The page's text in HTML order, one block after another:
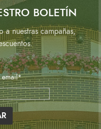
BOLETÍN
nuestras campañas,
email*